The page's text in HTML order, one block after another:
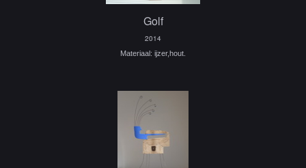
Golf
2014
Materiaal: ijzer,hout.